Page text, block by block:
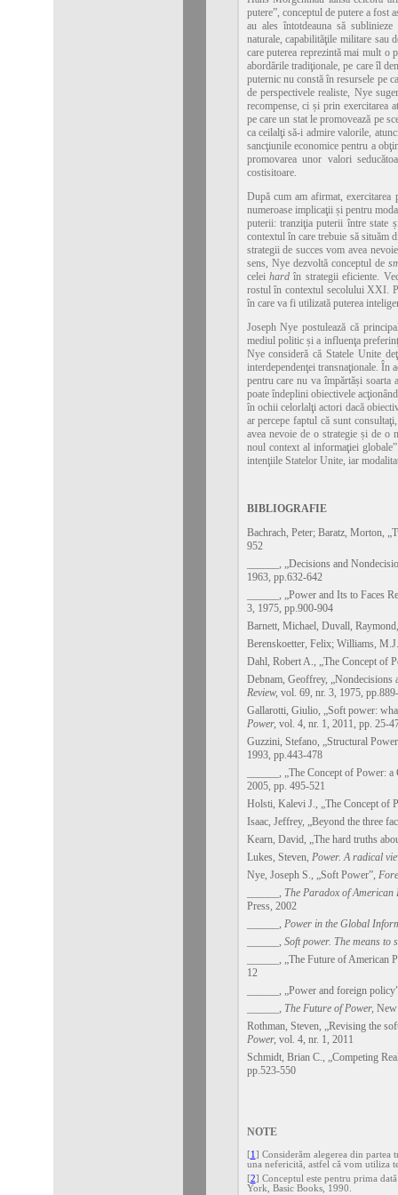
putere”, conceptul de putere a fost
au ales întotdeauna să
naturale, capabilităţile militare sau
care puterea reprezintă mai mult o
abordările tradiţionale, pe care îl
puternic nu constă în resursele pe
de perspectivele realiste, Nye
recompense, ci și prin exercitarea
pe care un stat le promovează pe
ca ceilalţi să-i admire valorile,
sancţiunile economice pentru a
promovarea unor valori
costisitoare.
După cum am afirmat,
numeroase implicaţii și pentru
puterii: tranziţia puterii între state
contextul în care trebuie să situăm
strategii de succes vom avea
sens, Nye dezvoltă conceptul de
celei hardîn strategii eficiente.
rostul în contextul secolului XXI.
în care va fi utilizată puterea
Joseph Nye postulează că
mediul politic și a influenţa
Nye consideră că Statele Unite
interdependenţei transnaţionale. În
pentru care nu va împărtăși soarta
poate îndeplini obiectivele
în ochii celorlalţi actori dacă
ar percepe faptul că sunt
avea nevoie de o strategie și de o
noul context al informaţiei
intenţiile Statelor Unite, iar
BIBLIOGRAFIE
Bachrach, Peter; Baratz, Morton,
952
______, „Decisions and
1963, pp.632-642
______, „Power and Its to Faces
3, 1975, pp.900-904
Barnett, Michael, Duvall,
Berenskoetter, Felix; Williams,
Dahl, Robert A., „The Concept of
Debnam, Geoffrey, „Nondecisions
Review, vol. 69, nr. 3, 1975,
Gallarotti, Giulio, „Soft power:
Power, vol. 4, nr. 1, 2011, pp. 25-
Guzzini, Stefano, „Structural
1993, pp.443-478
______, „The Concept of Power:
2005, pp. 495-521
Holsti, Kalevi J., „The Concept of
Isaac, Jeffrey, „Beyond the three
Kearn, David, „The hard truths
Lukes, Steven, Power. A radical
Nye, Joseph S., „Soft Power”,
, The Paradox of American
Press, 2002
______, Power in the Global
______, Soft power. The means
______, „The Future of American
12
______, „Power and foreign
______, The Future of Power,
Rothman, Steven, „Revising the
Power, vol. 4, nr. 1, 2011
Schmidt, Brian C., „Competing
pp.523-550
NOTE
[1 ] Considerăm alegerea din partea
una nefericită, astfel că vom utiliza
[2] Conceptul este pentru prima
York, Basic Books, 1990.